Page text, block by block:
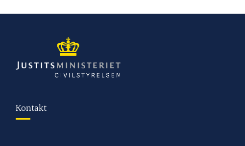
Kontakt